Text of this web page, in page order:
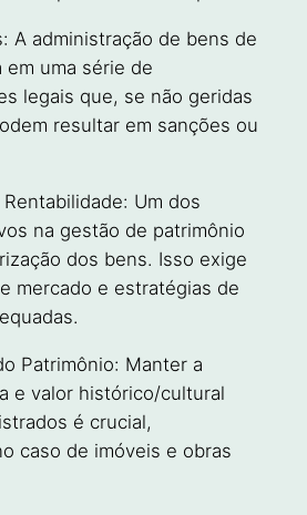
A administração de bens de
uma série de
legais que, se não geridas
resultar em sanções ou
Um dos
na gestão de patrimônio
dos bens. Isso exige
mercado e estratégias de
Patrimônio: Manter a
e valor histórico/cultural
é crucial,
caso de imóveis e obras